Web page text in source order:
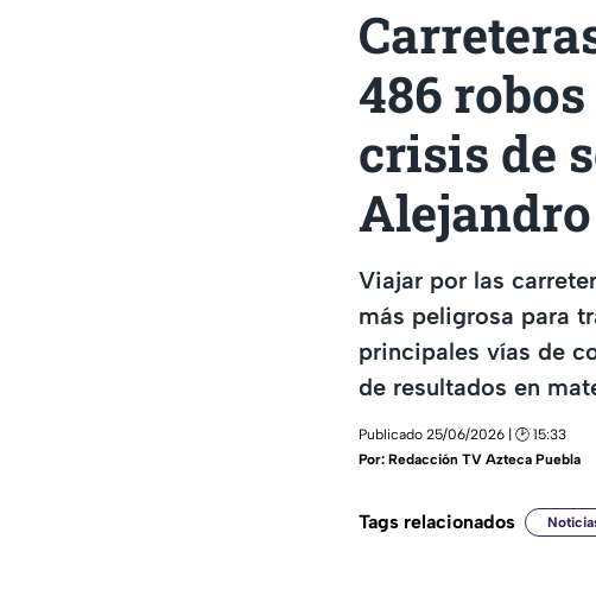
486
crisis de
Viajar por las
más peligrosa para
principales vías de
de resultados en
Publicado 25/06/2026 | 🕑 15:33
Por: Redacción TV Azteca Puebla
Tags relacionados